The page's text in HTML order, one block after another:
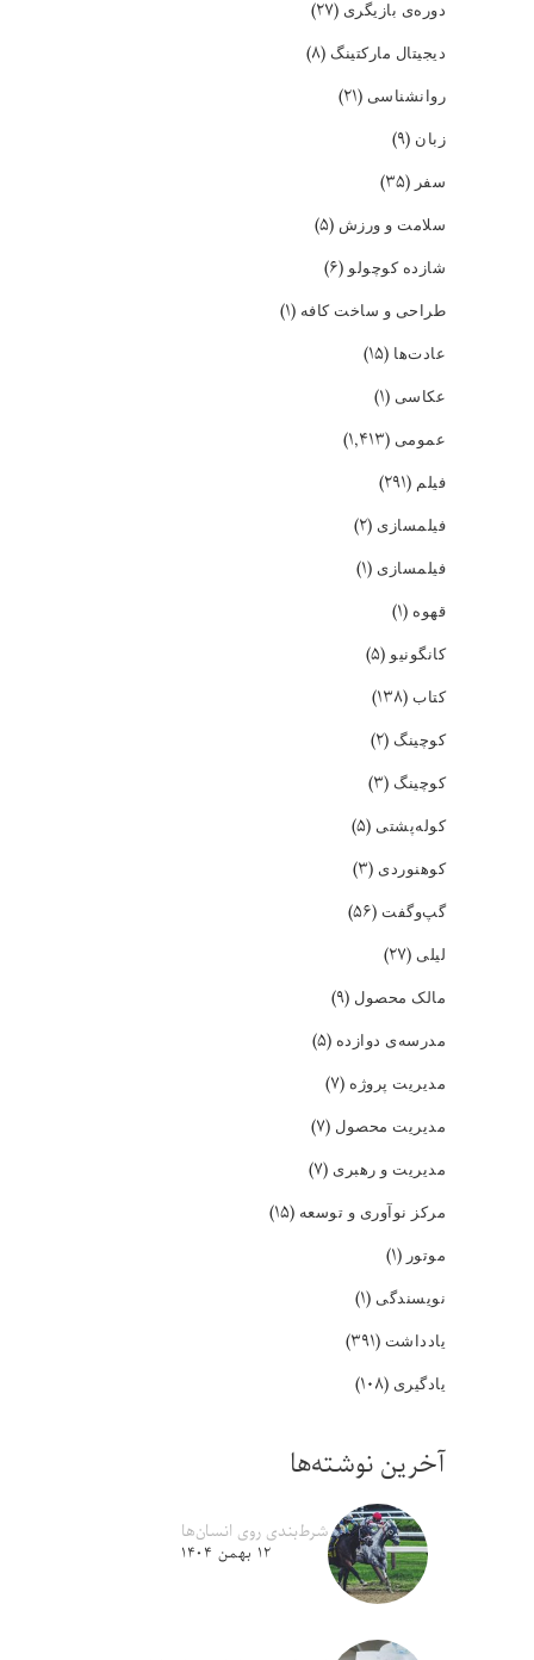
دوره‌ی بازیگری (۲۷)
دیجیتال مارکتینگ (۸)
روانشناسی (۲۱)
زبان (۹)
سفر (۳۵)
سلامت و ورزش (۵)
شازده کوچولو(۶)
طراحی و ساخت کافه (۱)
عادت‌ها (۱۵)
عکاسی (۱)
عمومی (۱,۴۱۳)
فیلم (۲۹۱)
فیلمسازی (۲)
فیلمسازی (۱)
قهوه (۱)
کانگونیو(۵)
کتاب (۱۳۸)
کوچینگ (۲)
کوچینگ (۳)
کوله‌پشتی (۵)
کوهنوردی (۳)
گپ‌و‌گفت (۵۶)
لیلی (۲۷)
مالک محصول (۹)
مدرسه‌ی دوازده (۵)
مدیریت پروژه (۷)
مدیریت محصول (۷)
مدیریت و رهبری (۷)
مرکز نوآوری و توسعه (۱۵)
موتور (۱)
نویسندگی (۱)
یادداشت (۳۹۱)
یادگیری (۱۰۸)
آخرین نوشته‌ها
شرط‌بندی روی انسان‌ها
۱۲ بهمن ۱۴۰۴